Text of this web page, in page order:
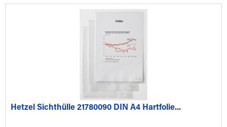
Hetzel Sichthülle 21780090 DIN A4 Hartfolie...